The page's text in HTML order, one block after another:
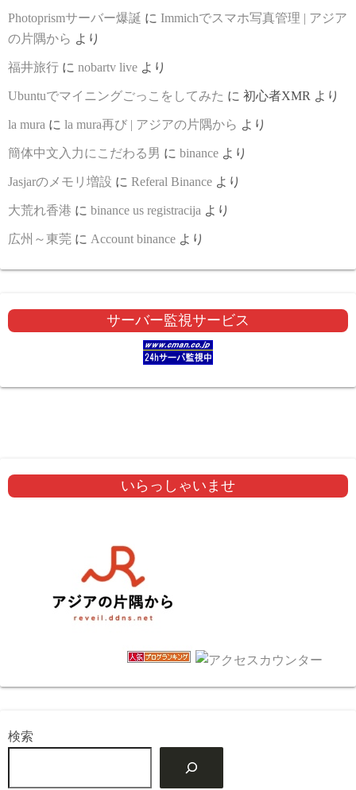
Photoprismサーバー爆誕 に Immichでスマホ写真管理 | アジア
の片隅から より
福井旅行 に nobartv live より
Ubuntuでマイニングごっこをしてみた に 初心者XMR より
la mura に la mura再び | アジアの片隅から より
簡体中文入力にこだわる男 に binance より
Jasjarのメモリ増設 に Referal Binance より
大荒れ香港 に binance us registracija より
広州～東莞 に Account binance より
サーバー監視サービス
いらっしゃいませ
検索